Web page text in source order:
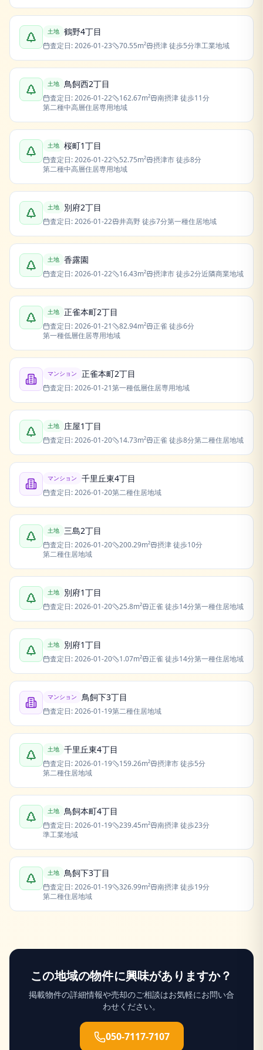
土地 鶴野4丁目
査定日:2026-01-23 70.55m² 摂津徒歩5分準工業地域
土地 鳥飼西2丁目
査定日:2026-01-22 162.67m² 南摂津徒歩11分
第二種中高層住居専用地域
土地 桜町1丁目
査定日:2026-01-22 52.75m² 摂津市徒歩8分
第二種中高層住居専用地域
土地 別府2丁目
査定日:2026-01-22 井高野徒歩7分第一種住居地域
土地 香露園
査定日:2026-01-22 16.43m² 摂津市徒歩2分近隣商業地域
土地 正雀本町2丁目
査定日:2026-01-21 82.94m² 正雀 徒歩6分
第一種低層住居専用地域
マンション 正雀本町2丁目
査定日:2026-01-21第一種低層住居専用地域
土地 庄屋1丁目
査定日:2026-01-20 14.73m² 正雀 徒歩8分第二種住居地域
マンション 千里丘東4丁目
査定日:2026-01-20第二種住居地域
土地 三島2丁目
査定日:2026-01-20 200.29m² 摂津徒歩10分
第二種住居地域
土地 別府1丁目
査定日:2026-01-20 25.8m² 正雀 徒歩14分第一種住居地域
土地 別府1丁目
査定日:2026-01-20 1.07m² 正雀 徒歩14分第一種住居地域
マンション 鳥飼下3丁目
査定日:2026-01-19第二種住居地域
土地 千里丘東4丁目
査定日:2026-01-19 159.26m² 摂津市徒歩5分
第二種住居地域
土地 鳥飼本町4丁目
査定日:2026-01-19 239.45m² 南摂津徒歩23分
準工業地域
土地 鳥飼下3丁目
査定日:2026-01-19 326.99m² 南摂津徒歩19分
第二種住居地域
この地域の物件に興味がありますか？
掲載物件の詳細情報や売却のご相談はお気軽にお問い合
わせください。
050-7117-7107